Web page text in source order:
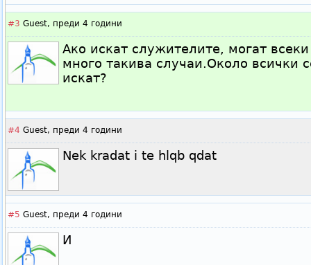
#3 Guest, преди 4 години
Ако искат служителите, могат
много такива случаи.Около всички
искат?
#4 Guest, преди 4 години
Nek kradat i te hlqb qdat
#5 Guest, преди 4 години
И